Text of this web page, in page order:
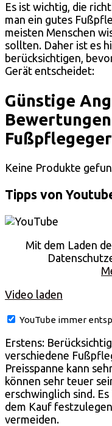
Es ist wichtig, die
man ein gutes
meisten Menschen
sollten. Daher ist es
berücksichtigen,
Gerät entscheidet:
Günstige
Keine Produkte
Tipps von
Mit dem Laden
Video laden
YouTube immer
Erstens:
verschiedene
Preisspanne kann
können sehr teuer
erschwinglich sind.
dem Kauf
vermeiden.